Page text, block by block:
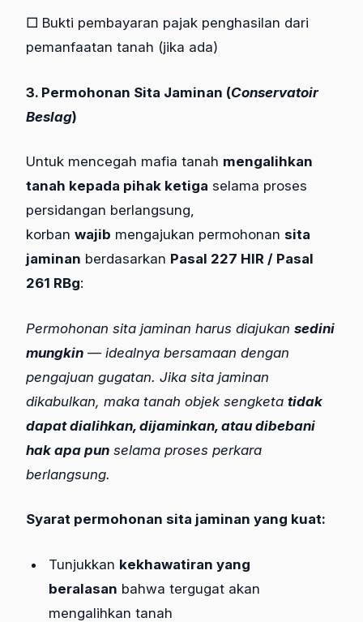
□ Bukti pembayaran pajak penghasilan dari
pemanfaatan tanah (jika ada)
3. Permohonan Sita Jaminan (Conservatoir
Beslag)
Untuk mencegah mafia tanah mengalihkan
tanah kepada pihak ketiga selama proses
persidangan berlangsung,
korban wajib mengajukan permohonan sita
jaminan berdasarkan Pasal 227 HIR / Pasal
261 RBg:
Permohonan sita jaminan harus diajukan sedini
mungkin — idealnya bersamaan dengan
pengajuan gugatan. Jika sita jaminan
dikabulkan, maka tanah objek sengketa tidak
dapat dialihkan, dijaminkan, atau dibebani
hak apa pun selama proses perkara
berlangsung.
Syarat permohonan sita jaminan yang kuat:
Tunjukkan kekhawatiran yang
beralasan bahwa tergugat akan
mengalihkan tanah